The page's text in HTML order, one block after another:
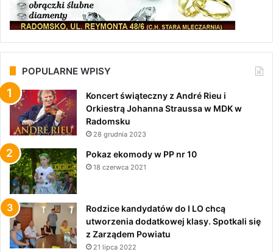
POPULARNE WPISY
Koncert świąteczny z André Rieu i
Orkiestrą Johanna Straussa w MDK w
Radomsku
28 grudnia 2023
Pokaz ekomody w PP nr 10
18 czerwca 2021
Rodzice kandydatów do I LO chcą
utworzenia dodatkowej klasy. Spotkali się
z Zarządem Powiatu
21 lipca 2022